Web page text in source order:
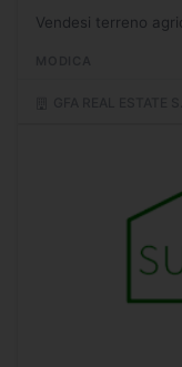
Vendesi terreno